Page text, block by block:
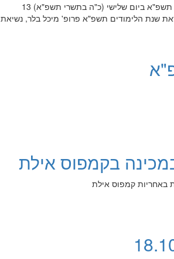
אנו שמחים להזמינכם ליום סגל פתיחת שנת הלימודים האקדמית תשפ"א ביום שלישי (כ"ה בתשרי תשפ"א) 13
הסגל ועדכונים לקראת שנת הלימודים תשפ"א פרופ' מיכל בלר, נשיאת
בקמפוס אילת
באחריות קמפוס אילת